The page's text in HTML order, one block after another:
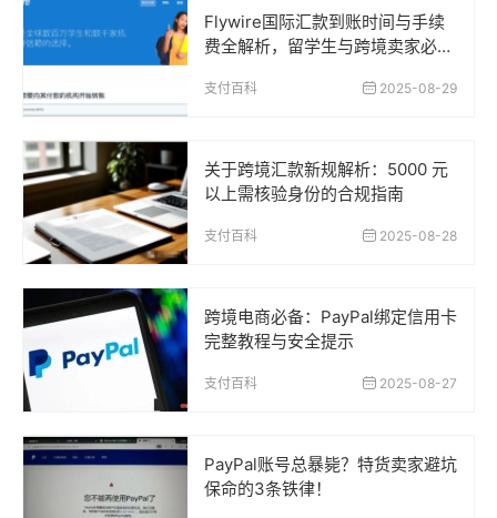
Flywire国际汇款到账时间与手续
费全解析，留学生与跨境卖家必读
支付百科 2025-08-29
关于跨境汇款新规解析：5000 元
以上需核验身份的合规指南
支付百科 2025-08-28
跨境电商必备：PayPal绑定信用卡
完整教程与安全提示
支付百科 2025-08-27
PayPal账号总暴毙？特货卖家避坑
保命的3条铁律！